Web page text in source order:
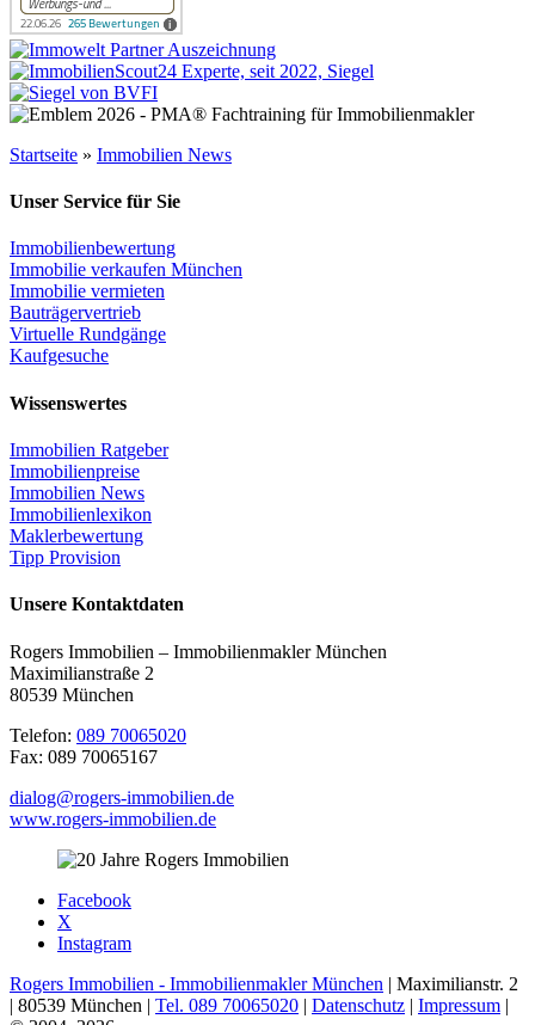
Startseite » Immobilien News
Unser Service für Sie
Immobilienbewertung
Immobilie verkaufen München
Immobilie vermieten
Bauträgervertrieb
Virtuelle Rundgänge
Kaufgesuche
Wissenswertes
Immobilien Ratgeber
Immobilienpreise
Immobilien News
Immobilienlexikon
Maklerbewertung
Tipp Provision
Unsere Kontaktdaten
Rogers Immobilien – Immobilienmakler München
Maximilianstraße 2
80539 München
Telefon: 089 70065020
Fax: 089 70065167
dialog@rogers-immobilien.de
www.rogers-immobilien.de
Facebook
X
Instagram
Rogers Immobilien - Immobilienmakler München | Maximilianstr. 2
| 80539 München | Tel. 089 70065020 | Datenschutz | Impressum |